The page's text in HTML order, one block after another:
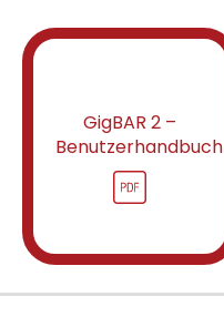
GigBAR 2 –
Benutzerhandbuch